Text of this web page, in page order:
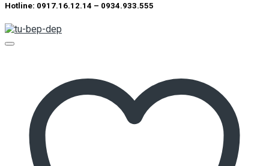
Hotline: 0917.16.12.14 – 0934.933.555